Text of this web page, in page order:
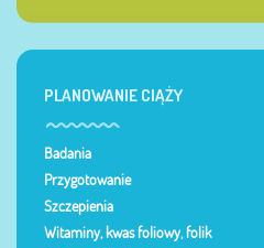
PLANOWANIE CIĄŻY
Badania
Przygotowanie
Szczepienia
Witaminy, kwas foliowy, folik